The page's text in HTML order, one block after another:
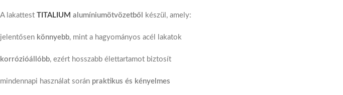
A lakattest TITALIUM alumíniumötvözetből készül, amely:
jelentősen könnyebb, mint a hagyományos acél lakatok
korrózióállóbb, ezért hosszabb élettartamot biztosít
mindennapi használat során praktikus és kényelmes